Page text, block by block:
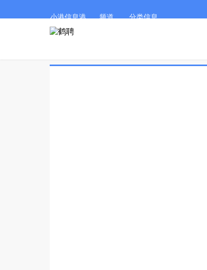
小港信息港 频道 分类信息